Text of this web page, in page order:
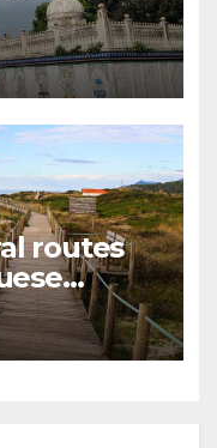
routes